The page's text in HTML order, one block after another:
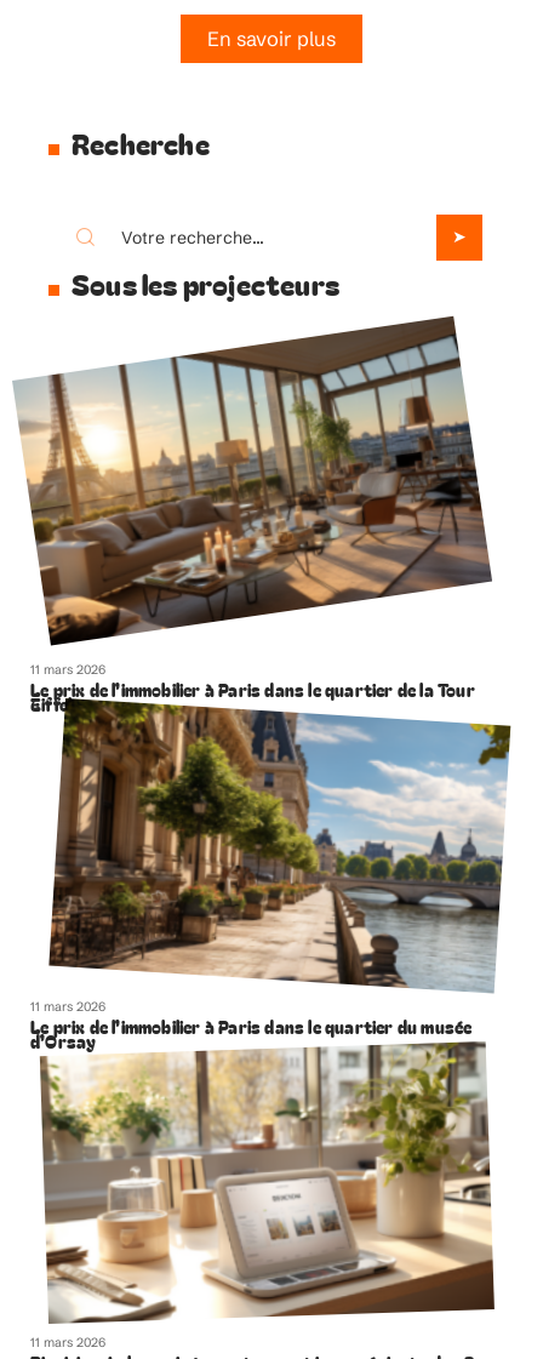
En savoir plus
Recherche
Sous les projecteurs
11 mars 2026
Le prix de l’immobilier à Paris dans le quartier de la Tour
Eiffel
11 mars 2026
Le prix de l’immobilier à Paris dans le quartier du musée
d’Orsay
11 mars 2026